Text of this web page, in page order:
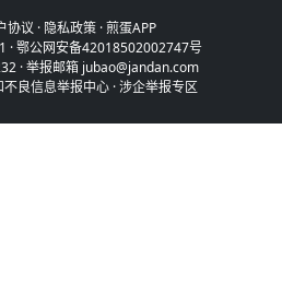
协议 · 隐私政策·煎蛋APP
·鄂公网安备42018502002747号
· 举报邮箱 jubao@jandan.com
不良信息举报中心 ·涉企举报专区